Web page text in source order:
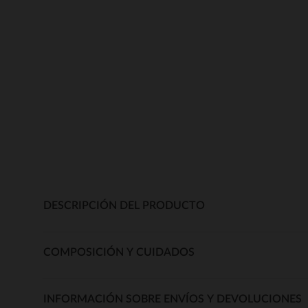
DESCRIPCIÓN DEL PRODUCTO
COMPOSICIÓN Y CUIDADOS
INFORMACIÓN SOBRE ENVÍOS Y DEVOLUCIONES